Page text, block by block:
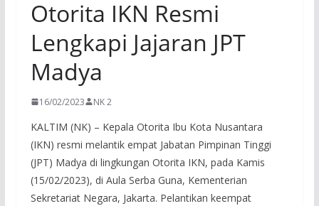
Otorita IKN Resmi
Lengkapi Jajaran JPT
Madya
16/02/2023 NK 2
KALTIM (NK) – Kepala Otorita Ibu Kota Nusantara
(IKN) resmi melantik empat Jabatan Pimpinan Tinggi
(JPT) Madya di lingkungan Otorita IKN, pada Kamis
(15/02/2023), di Aula Serba Guna, Kementerian
Sekretariat Negara, Jakarta. Pelantikan keempat